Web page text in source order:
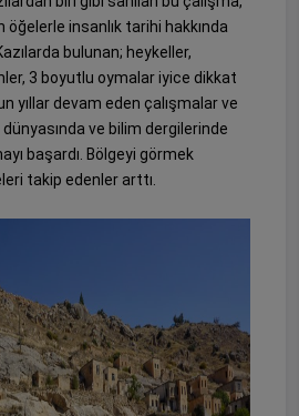
insanlık tarihi hakkında
bulunan; heykeller,
3 boyutlu oymalar iyice dikkat
yıllar devam eden çalışmalar ve
ve bilim dergilerinde
başardı. Bölgeyi görmek
takip edenler arttı.